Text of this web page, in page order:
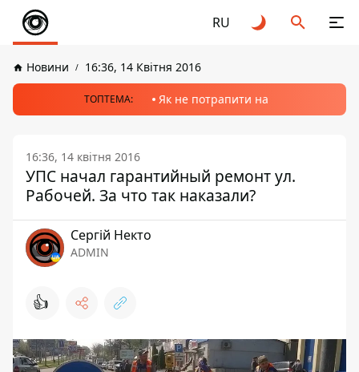
RU
Новини 16:36, 14 Квітня 2016
ТОПТЕМА: Як не потрапити на
16:36, 14 квітня 2016
УПС начал гарантийный ремонт ул.
Рабочей. За что так наказали?
Сергій Некто
ADMIN
👍